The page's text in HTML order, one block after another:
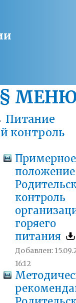
§
Питание
контроль
Примерное
положение
контроль
горяего
питания
Добавлен:
16:12